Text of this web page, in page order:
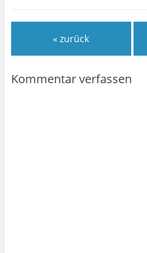
« zurück
Kommentar verfassen